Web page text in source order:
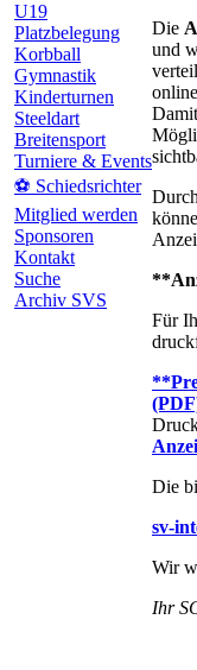
U19
Platzbelegung
Korbball
Gymnastik
Kinderturnen
Steeldart
Breitensport
Turniere & Events
⚽ Schiedsrichter
Mitglied werden
Sponsoren
Kontakt
Suche
Archiv SVS
Die
und
Für
Die
sv-
Wir
Ihr